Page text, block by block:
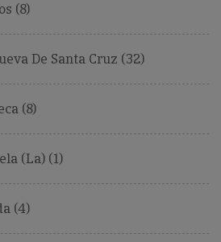
(8)
De Santa Cruz (32)
(8)
(La) (1)
(4)